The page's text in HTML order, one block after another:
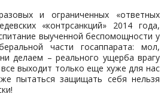
и ограниченных «ответных
«контрсанкций» 2014 года,
выученной беспомощности у
части госаппарата: мол,
делаем – реального ущерба врагу
выходит только еще хуже для нас
пытаться защищать себя нельзя